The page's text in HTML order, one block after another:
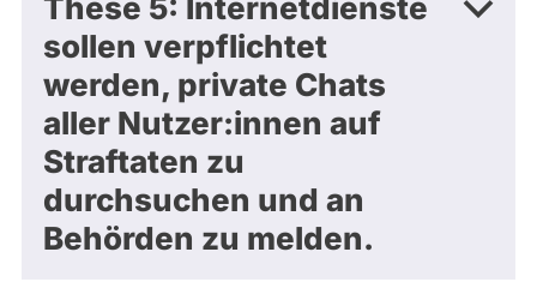
These 5: Internetdienste
sollen verpflichtet
werden, private Chats
aller Nutzer:innen auf
Straftaten zu
durchsuchen und an
Behörden zu melden.